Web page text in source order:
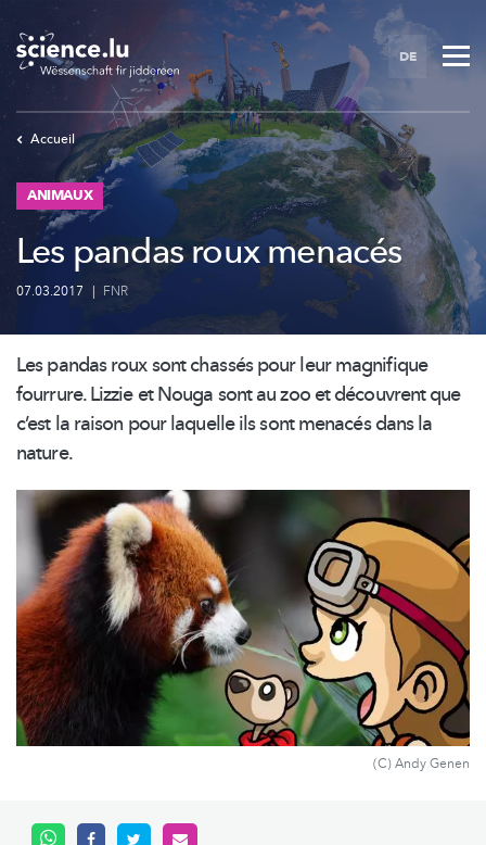
Skip
main
content
DE
Accueil
ANIMAUX
Les pandas roux menacés
07.03.2017 | FNR
Les pandas roux sont chassés pour leur magnifique
fourrure. Lizzie et Nouga sont au zoo et découvrent que
c’est la raison pour laquelle ils sont menacés dans la
nature.
(C) Andy Genen